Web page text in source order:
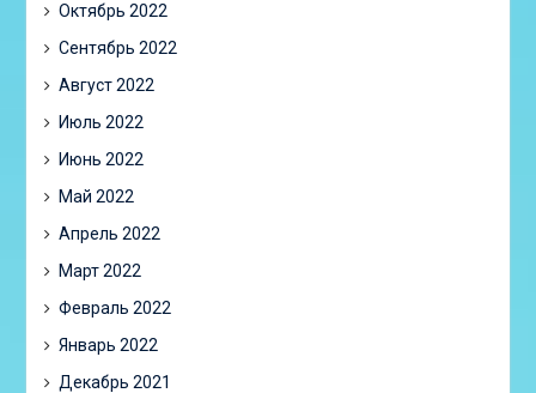
Октябрь 2022
Сентябрь 2022
Август 2022
Июль 2022
Июнь 2022
Май 2022
Апрель 2022
Март 2022
Февраль 2022
Январь 2022
Декабрь 2021